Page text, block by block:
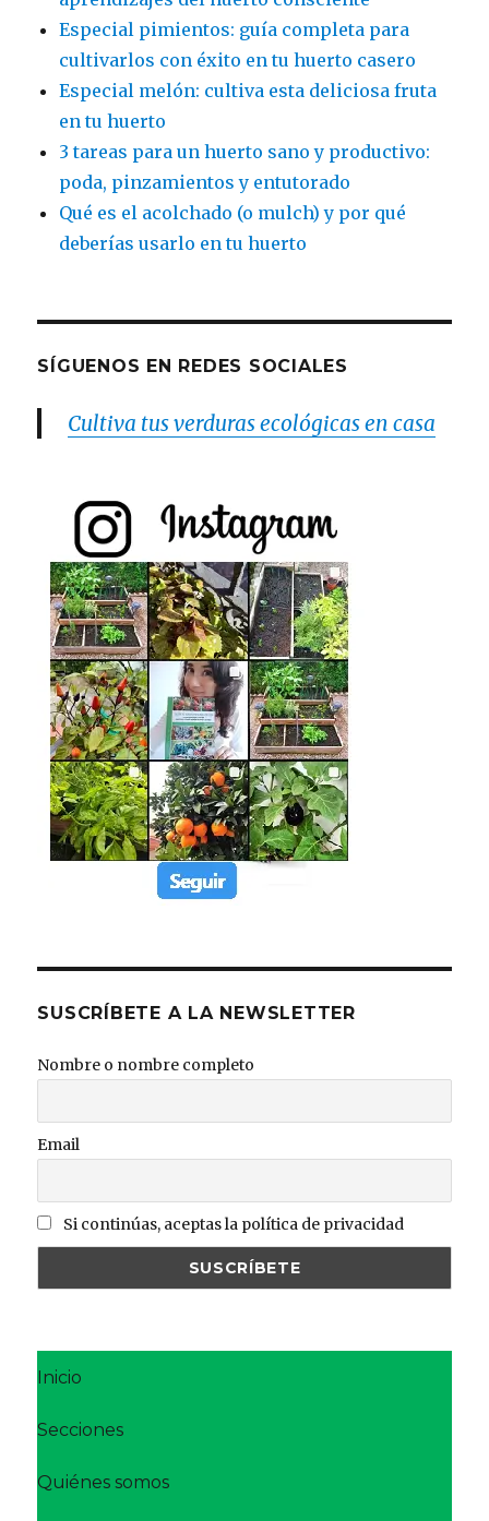
Especial pimientos: guía completa para
cultivarlos con éxito en tu huerto casero
Especial melón: cultiva esta deliciosa fruta
en tu huerto
3 tareas para un huerto sano y productivo:
poda, pinzamientos y entutorado
Qué es el acolchado (o mulch) y por qué
deberías usarlo en tu huerto
SÍGUENOS EN REDES SOCIALES
Cultiva tus verduras ecológicas en casa
SUSCRÍBETE A LA NEWSLETTER
Nombre o nombre completo
Email
Si continúas, aceptas la política de privacidad
Inicio
Secciones
Quiénes somos